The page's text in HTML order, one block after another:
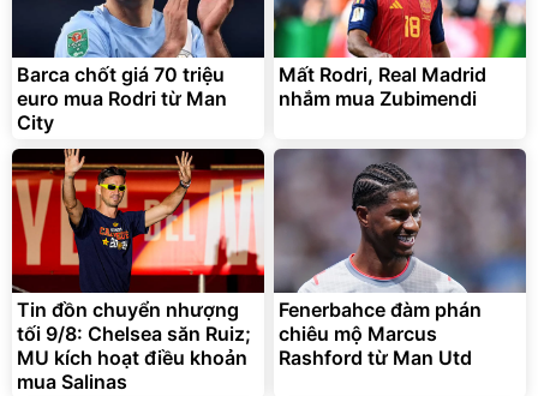
Barca chốt giá 70 triệu
euro mua Rodri từ Man
City
Mất Rodri, Real Madrid
nhắm mua Zubimendi
Tin đồn chuyển nhượng
tối 9/8: Chelsea săn Ruiz;
MU kích hoạt điều khoản
mua Salinas
Fenerbahce đàm phán
chiêu mộ Marcus
Rashford từ Man Utd